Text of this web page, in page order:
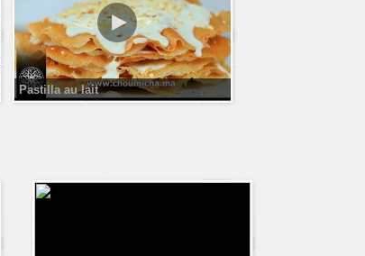
Pastilla au lait